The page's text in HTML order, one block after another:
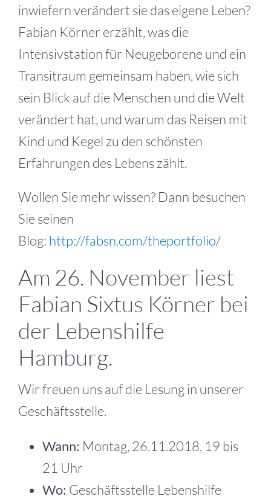
inwiefern verändert sie das eigene Leben?
Fabian Körner erzählt, was die
Intensivstation für Neugeborene und ein
Transitraum gemeinsam haben, wie sich
sein Blick auf die Menschen und die Welt
verändert hat, und warum das Reisen mit
Kind und Kegel zu den schönsten
Erfahrungen des Lebens zählt.
Wollen Sie mehr wissen? Dann besuchen
Sie seinen
Blog: http://fabsn.com/theportfolio/
Am 26. November liest
Fabian Sixtus Körner bei
der Lebenshilfe
Hamburg.
Wir freuen uns auf die Lesung in unserer
Geschäftsstelle.
Wann: Montag, 26.11.2018, 19 bis
21 Uhr
Wo: Geschäftsstelle Lebenshilfe